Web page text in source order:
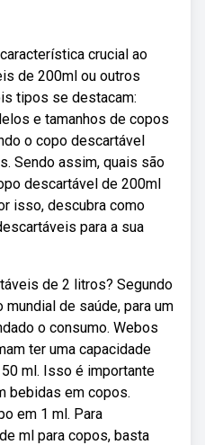
crucial ao
de 200ml ou outros
tipos se destacam:
e tamanhos de copos
o copo descartável
Sendo assim, quais são
descartável de 200ml
isso, descubra como
para a sua
de 2 litros? Segundo
de saúde, para um
o consumo. Webos
ter uma capacidade
ml. Isso é importante
bebidas em copos.
em 1 ml. Para
ml para copos, basta